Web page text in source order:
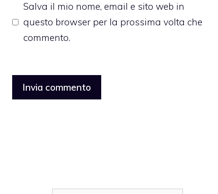
Salva il mio nome, email e sito web in
questo browser per la prossima volta che
commento.